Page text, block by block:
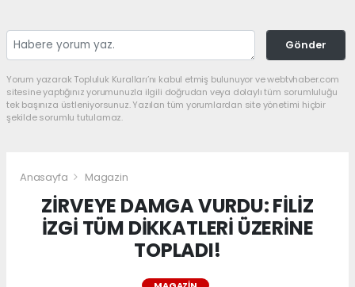
Gönder
Yorum yazarak Topluluk Kuralları’nı kabul etmiş bulunuyor ve webtvhaber.com
sitesine yaptığınız yorumunuzla ilgili doğrudan veya dolaylı tüm sorumluluğu
tek başınıza üstleniyorsunuz. Yazılan tüm yorumlardan site yönetimi hiçbir
şekilde sorumlu tutulamaz.
Anasayfa Magazin
ZİRVEYE DAMGA VURDU: FİLİZ
İZGİ TÜM DİKKATLERİ ÜZERİNE
TOPLADI!